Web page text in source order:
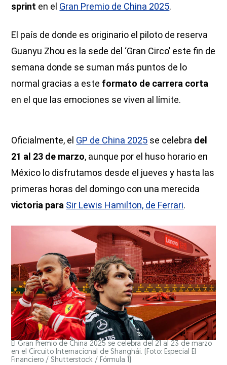
sprint en el Gran Premio de China 2025.
El país de donde es originario el piloto de reserva
Guanyu Zhou es la sede del ‘Gran Circo’ este fin de
semana donde se suman más puntos de lo
normal gracias a este formato de carrera corta
en el que las emociones se viven al límite.
Oficialmente, el GP de China 2025 se celebra del
21 al 23 de marzo, aunque por el huso horario en
México lo disfrutamos desde el jueves y hasta las
primeras horas del domingo con una merecida
victoria para Sir Lewis Hamilton, de Ferrari.
El Gran Premio de China 2025 se celebra del 21 al 23 de marzo
en el Circuito Internacional de Shanghái. (Foto: Especial El
Financiero / Shutterstock / Fórmula 1)